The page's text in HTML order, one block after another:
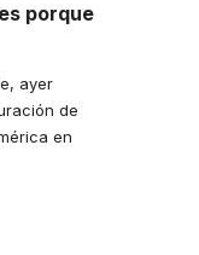
porque
ayer
de
en